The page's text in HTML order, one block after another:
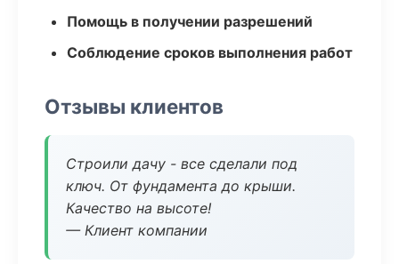
Помощь в получении разрешений
Соблюдение сроков выполнения работ
Отзывы клиентов
Строили дачу - все сделали под
ключ. От фундамента до крыши.
Качество на высоте!
— Клиент компании